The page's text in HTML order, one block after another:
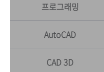
프로그래밍
AutoCAD
CAD 3D